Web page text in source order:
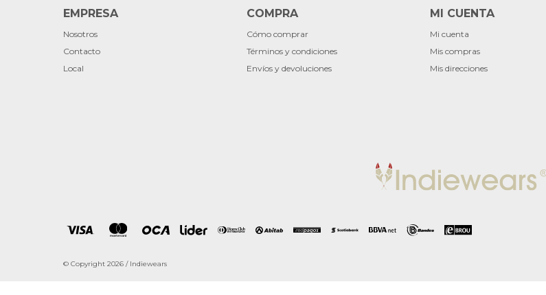
EMPRESA
Nosotros
Contacto
Local
COMPRA
Cómo comprar
Términos y condiciones
Envíos y devoluciones
MI CUENTA
Mi cuenta
Mis compras
Mis direcciones
© Copyright 2026 / Indiewears